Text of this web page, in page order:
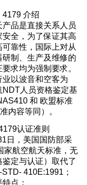
4179 介绍
品是直接关系人员
全，为了保证其高
靠性，国际上对从
制、生产及维修的
求均为强制要求。
以波音和空客为
人员资格鉴定基
和 欧盟标准
内容等同）。
认证准则
，美国国防部采
家航空航天标准，无
定与认证）取代了
410E:1991；
点：